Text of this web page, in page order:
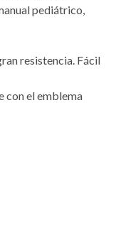
pediátrico,
resistencia. Fácil
con el emblema